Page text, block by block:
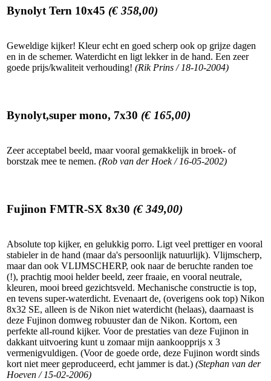
Bynolyt Tern 10x45 (€ 358,00)
Geweldige kijker! Kleur echt en goed scherp ook op grijze dagen
en in de schemer. Waterdicht en ligt lekker in de hand. Een zeer
goede prijs/kwaliteit verhouding! (Rik Prins / 18-10-2004)
Bynolyt,super mono, 7x30 (€ 165,00)
Zeer acceptabel beeld, maar vooral gemakkelijk in broek- of
borstzak mee te nemen. (Rob van der Hoek / 16-05-2002)
Fujinon FMTR-SX 8x30 (€ 349,00)
Absolute top kijker, en gelukkig porro. Ligt veel prettiger en vooral
stabieler in de hand (maar da's persoonlijk natuurlijk). Vlijmscherp,
maar dan ook VLIJMSCHERP, ook naar de beruchte randen toe
(!), prachtig mooi helder beeld, zeer fraaie, en vooral neutrale,
kleuren, mooi breed gezichtsveld. Mechanische constructie is top,
en tevens super-waterdicht. Evenaart de, (overigens ook top) Nikon
8x32 SE, alleen is de Nikon niet waterdicht (helaas), daarnaast is
deze Fujinon domweg robuuster dan de Nikon. Kortom, een
perfekte all-round kijker. Voor de prestaties van deze Fujinon in
dakkant uitvoering kunt u zomaar mijn aankoopprijs x 3
vermenigvuldigen. (Voor de goede orde, deze Fujinon wordt sinds
kort niet meer geproduceerd, echt jammer is dat.) (Stephan van der
Hoeven / 15-02-2006)